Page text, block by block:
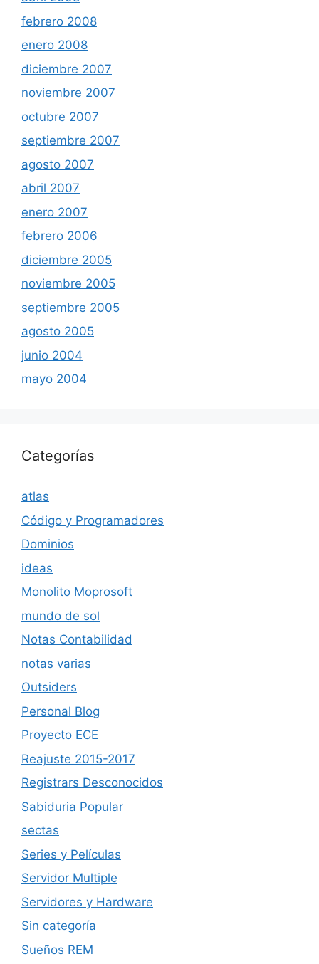
febrero 2008
enero 2008
diciembre 2007
noviembre 2007
octubre 2007
septiembre 2007
agosto 2007
abril 2007
enero 2007
febrero 2006
diciembre 2005
noviembre 2005
septiembre 2005
agosto 2005
junio 2004
mayo 2004
Categorías
atlas
Código y Programadores
Dominios
ideas
Monolito Moprosoft
mundo de sol
Notas Contabilidad
notas varias
Outsiders
Personal Blog
Proyecto ECE
Reajuste 2015-2017
Registrars Desconocidos
Sabiduria Popular
sectas
Series y Películas
Servidor Multiple
Servidores y Hardware
Sin categoría
Sueños REM